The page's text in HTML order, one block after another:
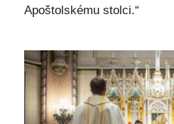
Apoštolskému stolci.“